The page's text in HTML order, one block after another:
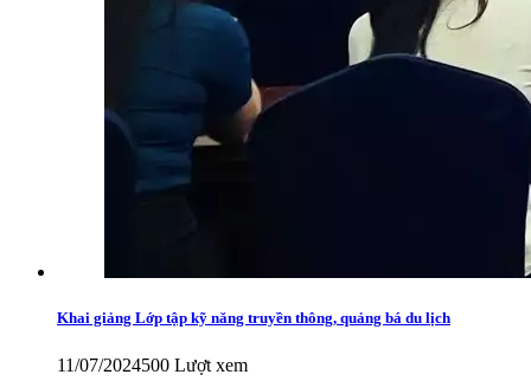
Khai giảng Lớp tập kỹ năng truyền thông, quảng bá du lịch
11/07/2024500 Lượt xem